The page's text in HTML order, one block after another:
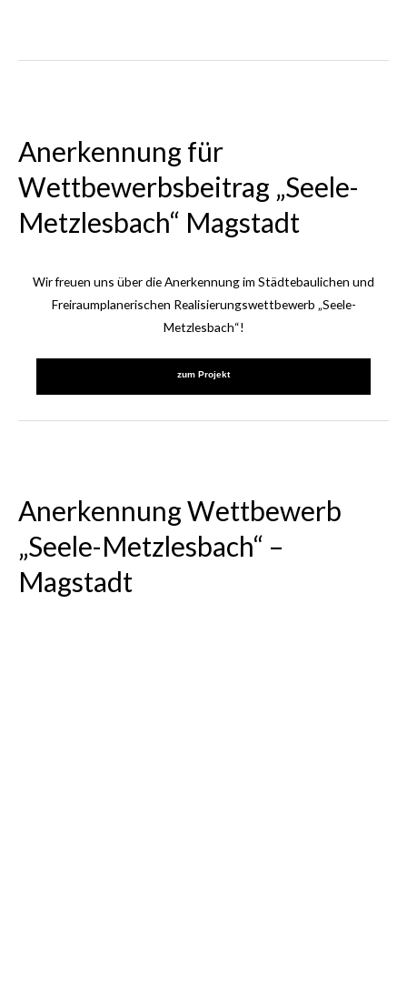
Anerkennung für
Wettbewerbsbeitrag „Seele-
Metzlesbach“ Magstadt
Wir freuen uns über die Anerkennung im Städtebaulichen und
Freiraumplanerischen Realisierungswettbewerb „Seele-
Metzlesbach“!
zum Projekt
Anerkennung Wettbewerb
„Seele-Metzlesbach“ –
Magstadt